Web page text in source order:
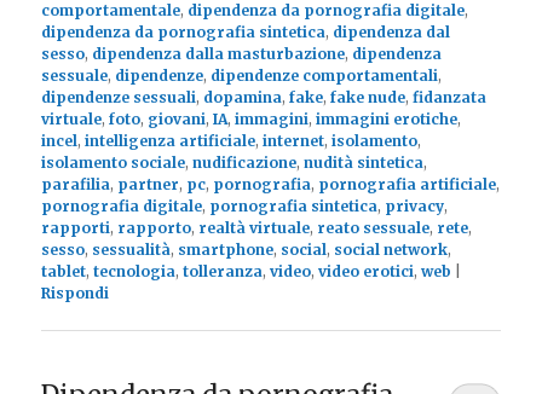
comportamentale, dipendenza da pornografia digitale,
dipendenza da pornografia sintetica, dipendenza dal
sesso, dipendenza dalla masturbazione, dipendenza
sessuale, dipendenze, dipendenze comportamentali,
dipendenze sessuali, dopamina,fake,fake nude,fidanzata
virtuale,foto, giovani,IA,immagini,immagini erotiche,
incel,intelligenza artificiale,internet,isolamento,
isolamento sociale,nudificazione,nudità sintetica,
parafilia, partner, pc, pornografia, pornografia artificiale,
pornografia digitale, pornografia sintetica, privacy,
rapporti, rapporto, realtà virtuale, reato sessuale, rete,
sesso, sessualità, smartphone, social, social network,
tablet,tecnologia,tolleranza,video,video erotici,web
Rispondi